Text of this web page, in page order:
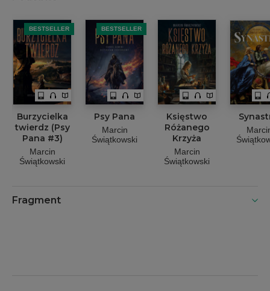
BESTSELLER
Burzycielka
twierdz (Psy
Pana #3)
Marcin
Świątkowski
BESTSELLER
Psy Pana
Marcin
Świątkowski
Księstwo
Różanego
Krzyża
Marcin
Świątkowski
Fragment